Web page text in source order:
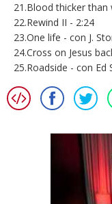
21.Blood thicker than
22.Rewind II - 2:24
23.One life - con J.
24.Cross on Jesus
25.Roadside - con Ed